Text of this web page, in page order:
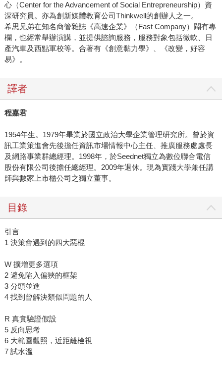
心（Center for the Advancement of Social Entrepreneurship）資
深研究員。亦為創新媒體教育公司Thinkwell的創辦人之一。
希思兄弟在知名商管雜誌《高速企業》（Fast Company）闢有專
欄，也經常舉辦演講，並提供諮詢服務，服務對象包括微軟、日
產汽車及西點軍校等。合著有《創意黏力學》、《改變，好容
易》。
譯者
程嘉君
1954年生。1979年畢業於國立政治大學企業管理研究所。曾於資
訊工業策進會先後擔任資訊市場情報中心主任、推廣服務處處長
及網路事業群總經理。1998年，於Seednet獨立為數位聯合電信
股份有限公司後擔任總經理。2009年退休。現為實踐大學兼任講
師與數家上市櫃公司之獨立董事。
目錄
引言
1 決策會遇到的四大惡棍
W 擴增更多選項
2 避免陷入偏狹的框架
3 分頭並進
4 找到曾解決類似問題的人
R 真實驗證假設
5 反向思考
6 大範圍觀照，近距離檢視
7 試水溫